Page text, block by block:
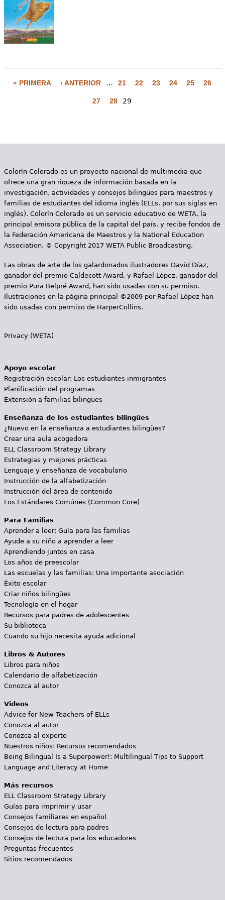
e
s
t
i
a
s
« PRIMERA ‹ ANTERIOR … 21 22 23 24 25 26
27 28 29
Colorín Colorado es un proyecto nacional de multimedia que
ofrece una gran riqueza de información basada en la
investigación, actividades y consejos bilingües para maestros y
familias de estudiantes del idioma inglés (ELLs, por sus siglas en
inglés). Colorín Colorado es un servicio educativo de WETA, la
principal emisora pública de la capital del país, y recibe fondos de
la Federación Americana de Maestros y la National Education
Association. © Copyright 2017 WETA Public Broadcasting.
Las obras de arte de los galardonados ilustradores David Díaz,
ganador del premio Caldecott Award, y Rafael López, ganador del
premio Pura Belpré Award, han sido usadas con su permiso.
Ilustraciones en la página principal ©2009 por Rafael López han
sido usadas con permiso de HarperCollins.
Privacy (WETA)
Apoyo escolar
Registración escolar: Los estudiantes inmigrantes
Planificación del programas
Extensión a familias bilingües
Enseñanza de los estudiantes bilingües
¿Nuevo en la enseñanza a estudiantes bilingües?
Crear una aula acogedora
ELL Classroom Strategy Library
Estrategias y mejores prácticas
Lenguaje y enseñanza de vocabulario
Instrucción de la alfabetización
Instrucción del área de contenido
Los Estándares Comúnes (Common Core)
Para Familias
Aprender a leer: Guía para las familias
Ayude a su niño a aprender a leer
Aprendiendo juntos en casa
Los años de preescolar
Las escuelas y las familias: Una importante asociación
Éxito escolar
Criar niños bilingües
Tecnología en el hogar
Recursos para padres de adolescentes
Su biblioteca
Cuando su hijo necesita ayuda adicional
Libros & Autores
Libros para niños
Calendario de alfabetización
Conozca al autor
Videos
Advice for New Teachers of ELLs
Conozca al autor
Conozca al experto
Nuestros niños: Recursos recomendados
Being Bilingual Is a Superpower!: Multilingual Tips to Support
Language and Literacy at Home
Más recursos
ELL Classroom Strategy Library
Guías para imprimir y usar
Consejos familiares en español
Consejos de lectura para padres
Consejos de lectura para los educadores
Preguntas frecuentes
Sitios recomendados